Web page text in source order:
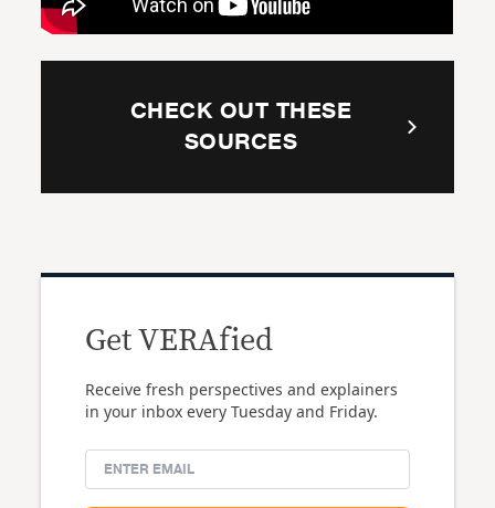
CHECK OUT THESE
SOURCES
Get VERAfied
Receive fresh perspectives and explainers
in your inbox every Tuesday and Friday.